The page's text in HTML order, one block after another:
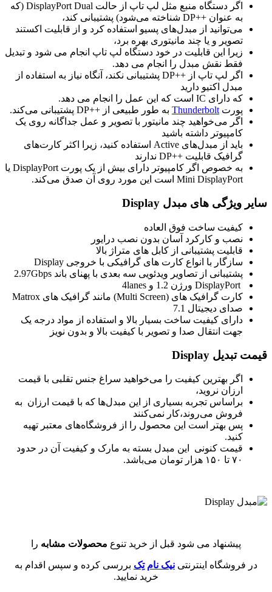
اگر دستگاه منبع مثل لپ تاپ از حالت DisplayPort Dual (که
به عنوان ++DP شناخته می‌شود) پشتیبانی کند،
می‌توانید از مبدل‌های پسیو استفاده کرد و از قابلیت اکستند
تصویر و یا چند مانیتوری بهره برد،
زیرا این قابلیت در خود دستگاه لپ تاپ انجام می شود و تبدیل
فقط نقش مبدل را انجام می دهد.
اگر لپ تاپ از ++DP پشتیبانی نکند، آنگاه نیاز به استفاده از
مبدل اکتیو دارید
که دارای IC است که این عمل را انجام می دهد.
پورتThunderbolt به طور طبیعی از ++DP پشتیبانی می‌کند.
اگر می‌خواهید چند مانیتور با تصویر و عمل جداگانه روی یک
کامپیوتر داشته باشید
باید از مبدل‌های Active استفاده کنید، زیرا اکثر کارت‌های
گرافیک قابلیت ++DP ندارند
به خصوص اگر کامپیوتر دارای بیش از یک پورت DisplayPort یا
Mini DisplayPort است این مورد روی آن صدق می‌کند.
سایر ویژگی های مبدل Display
کیفیت ساخت فوق العاده
نصب و کارکرد آسان بدون نصب درایور
قابلیت پشتیبانی از کابل های متراژ بالا
سازگار با انواع کارت های گرافیکی با خروجی Display
پشتیبانی از تصاویر ویدئویی سه بعدی با پهنای باند 2.97Gbps
کارت گرافیک های (Multi Screen) مانند گرافیک های Matrox
صدای دیجیتال 7.1
دارای کیفیت ساخت بسیار بالا و استفاده از مواد درجه یک
جهت انتقال صدا و تصویر با کیفیت بالا و بدون نویز
قیمت تبدیل Display
اگر بهترین کیفیت را می‌خواهید سراغ جنس تقلبی با قیمت
ارزان نروید،
براساس تجربه بسیاری از این مبدل‌ها که با قیمت ارزان به
فروش می‌روند،کار نمی‌کنند
پس بهتر است این محصول را از فروشگاه‌های معتبر تهیه
کنید.
قیمت کنونی این مبدل بسته به مارک و کیفیت آن در حدود
۷۰ تا ۱۵۰ هزار تومان می‌باشد.
پیشنهاد می شود قبل از خرید تنوع محصولات مشابه را
در فروشگاه اینترنتی نیک نام تِک بررسی کرده و سپس اقدام به
خرید نمایید.